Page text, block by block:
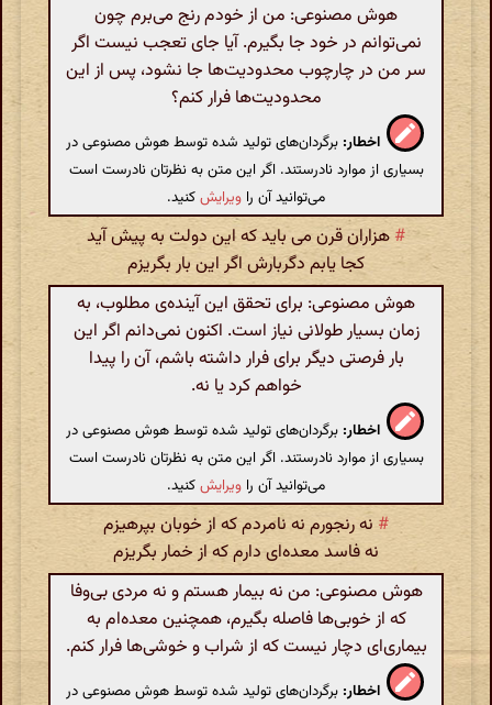
هوش مصنوعی: من از خودم رنج می‌برم چون
نمی‌توانم در خود جا بگیرم. آیا جای تعجب نیست اگر
سر من در چارچوب محدودیت‌ها جا نشود، پس از این
محدودیت‌ها فرار کنم؟
اخطار: برگردان‌های تولید شده توسط هوش مصنوعی در
بسیاری از موارد نادرستند. اگر این متن به نظرتان نادرست است
می‌توانید آن را ویرایشکنید.
# هزاران قرن می باید که این دولت به پیش آید
کجا یابم دگربارش اگر این بار بگریزم
هوش مصنوعی: برای تحقق این آینده‌ی مطلوب، به
زمان بسیار طولانی نیاز است. اکنون نمی‌دانم اگر این
بار فرصتی دیگر برای فرار داشته باشم، آن را پیدا
خواهم کرد یا نه.
اخطار: برگردان‌های تولید شده توسط هوش مصنوعی در
بسیاری از موارد نادرستند. اگر این متن به نظرتان نادرست است
می‌توانید آن را ویرایشکنید.
# نه رنجورم نه نامردم که از خوبان بپرهیزم
نه فاسد معده‌ای دارم که از خمار بگریزم
هوش مصنوعی: من نه بیمار هستم و نه مردی بی‌وفا
که از خوبی‌ها فاصله بگیرم، همچنین معده‌ام به
بیماری‌ای دچار نیست که از شراب و خوشی‌ها فرار کنم.
اخطار: برگردان‌های تولید شده توسط هوش مصنوعی در